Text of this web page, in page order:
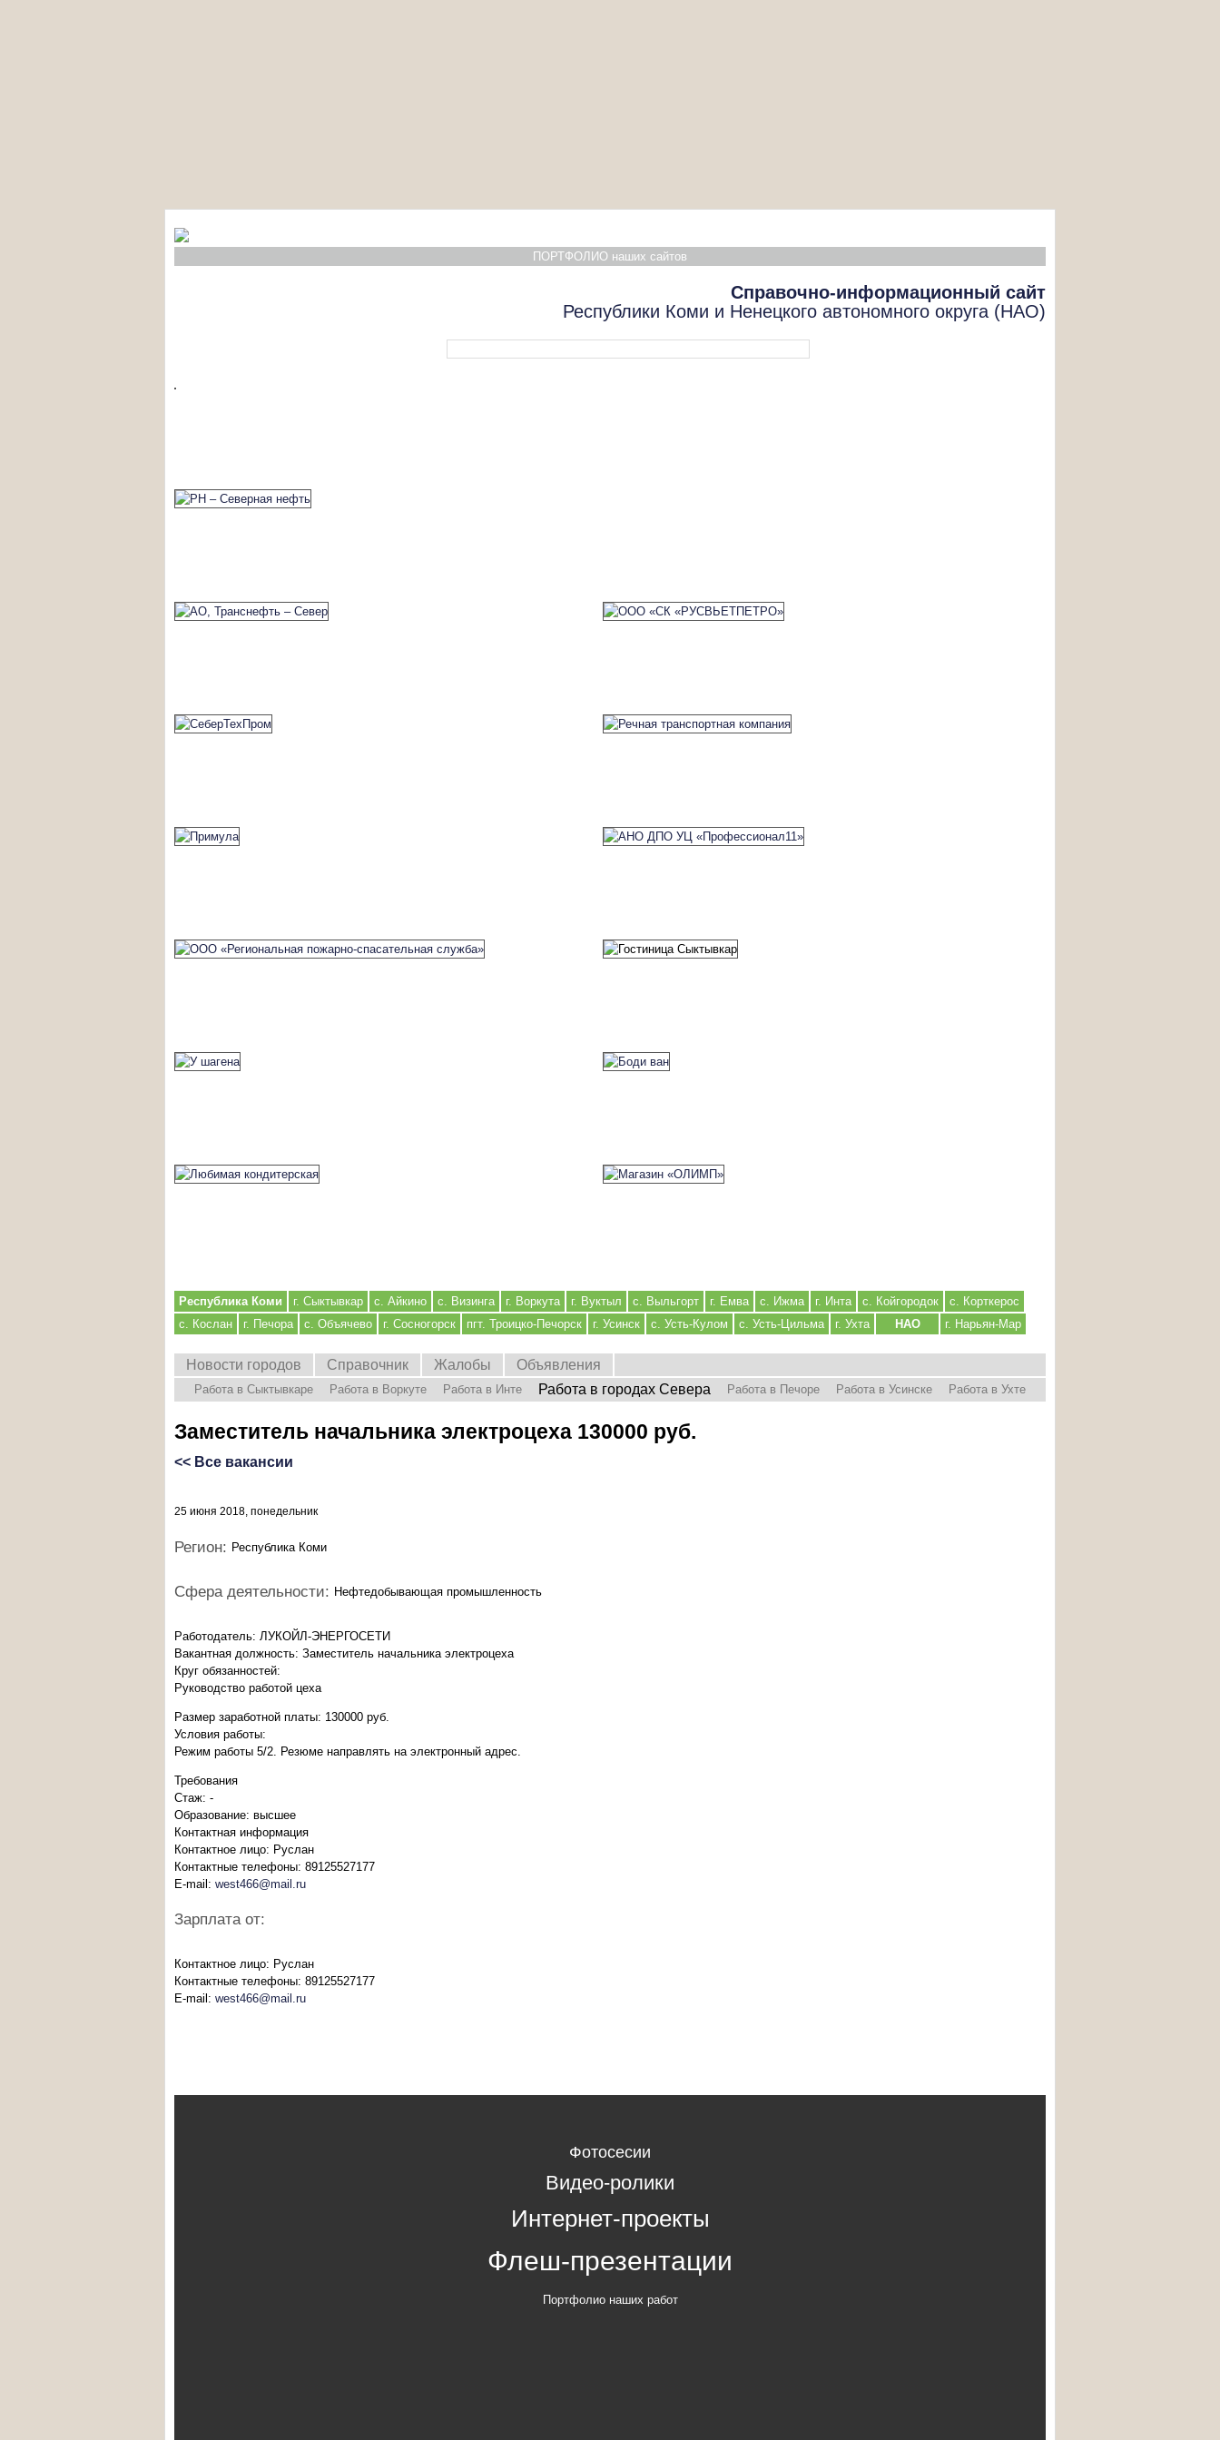
ПОРТФОЛИО наших сайтов
Справочно-информационный сайт
Республики Коми и Ненецкого автономного округа (НАО)
Республика Коми г. Сыктывкар с. Айкино с. Визинга г. Воркута г. Вуктыл с. Выльгорт г. Емва с. Ижма г. Инта с. Койгородок
с. Корткерос
с. Кослан
г. Печора с. Объячево г. Сосногорск пгт. Троицко-Печорск г. Усинск с. Усть-Кулом с. Усть-Цильма г. Ухта НАО г. Нарьян-Мар
Новости городов Справочник Жалобы Объявления
Работа в Сыктывкаре Работа в Воркуте Работа в Инте Работа в городах Севера Работа в Печоре Работа в Усинске Работа в Ухте
Заместитель начальника электроцеха 130000 руб.
<< Все вакансии
25 июня 2018, понедельник
Регион: Республика Коми
Сфера деятельности: Нефтедобывающая промышленность
Работодатель: ЛУКОЙЛ-ЭНЕРГОСЕТИ
Вакантная должность: Заместитель начальника электроцеха
Круг обязанностей:
Руководство работой цеха
Размер заработной платы: 130000 руб.
Условия работы:
Режим работы 5/2. Резюме направлять на электронный адрес.
Требования
Стаж: -
Образование: высшее
Контактная информация
Контактное лицо: Руслан
Контактные телефоны: 89125527177
E-mail: west466@mail.ru
Зарплата от:
Контактное лицо: Руслан
Контактные телефоны: 89125527177
E-mail: west466@mail.ru
Фотосесии
Видео-ролики
Интернет-проекты
Флеш-презентации
Портфолио наших работ